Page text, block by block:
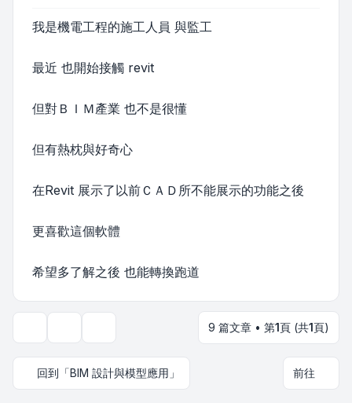
我是機電工程的施工人員 與監工
最近 也開始接觸 revit
但對ＢＩＭ產業 也不是很懂
但有熱枕與好奇心
在Revit 展示了以前ＣＡＤ所不能展示的功能之後
更喜歡這個軟體
希望多了解之後 也能轉換跑道
9 篇文章 • 第1頁 (共1頁)
回到「BIM 設計與模型應用」 前往